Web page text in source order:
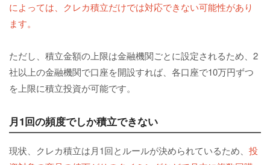
によっては、クレカ積立だけでは対応できない可能性があり
ます。
ただし、積立金額の上限は金融機関ごとに設定されるため、2
社以上の金融機関で口座を開設すれば、各口座で10万円ずつ
を上限に積立投資が可能です。
月1回の頻度でしか積立できない
現状、クレカ積立は月1回とルールが決められているため、 投